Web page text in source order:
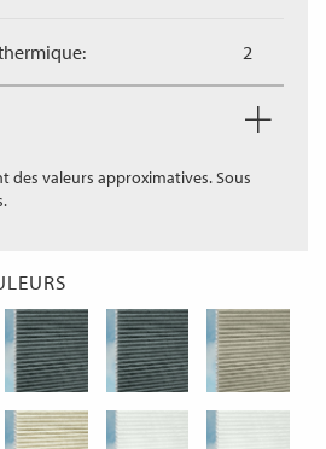
2
des valeurs approximatives. Sous